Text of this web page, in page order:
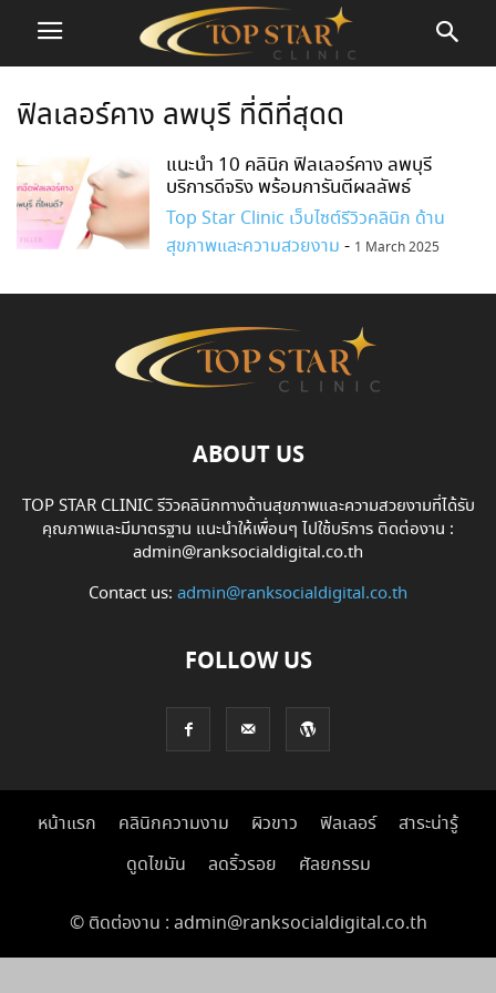
ฟิลเลอร์คาง ลพบุรี ที่ดีที่สุดด
แนะนำ 10 คลินิก ฟิลเลอร์คาง ลพบุรี
บริการดีจริง พร้อมการันตีผลลัพธ์
Top Star Clinic เว็บไซต์รีวิวคลินิก ด้าน
สุขภาพและความสวยงาม - 1 March 2025
ABOUT US
TOP STAR CLINIC รีวิวคลินิกทางด้านสุขภาพและความสวยงามที่ได้รับ
คุณภาพและมีมาตรฐาน แนะนำให้เพื่อนๆ ไปใช้บริการ ติดต่องาน :
admin@ranksocialdigital.co.th
Contact us: admin@ranksocialdigital.co.th
FOLLOW US
หน้าแรก คลินิกความงาม ผิวขาว ฟิลเลอร์
สาระน่ารู้
ดูดไขมัน
ลดริ้วรอย ศัลยกรรม
© ติดต่องาน : admin@ranksocialdigital.co.th